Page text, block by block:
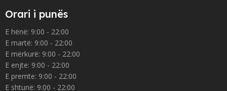
Orari i punës
E hënë: 9:00 - 22:00
E martë: 9:00 - 22:00
E mërkurë: 9:00 - 22:00
E enjte: 9:00 - 22:00
E premte: 9:00 - 22:00
E shtunë: 9:00 - 22:00